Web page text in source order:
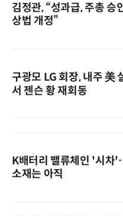
김정관, “성과급, 주총 승
상법 개정”
구광모 LG 회장, 내주 美
서 젠슨 황 재회동
K배터리 밸류체인 '시차
소재는 아직